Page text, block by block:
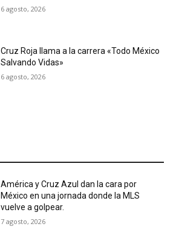
6 agosto, 2026
Cruz Roja llama a la carrera «Todo México
Salvando Vidas»
6 agosto, 2026
América y Cruz Azul dan la cara por
México en una jornada donde la MLS
vuelve a golpear.
7 agosto, 2026